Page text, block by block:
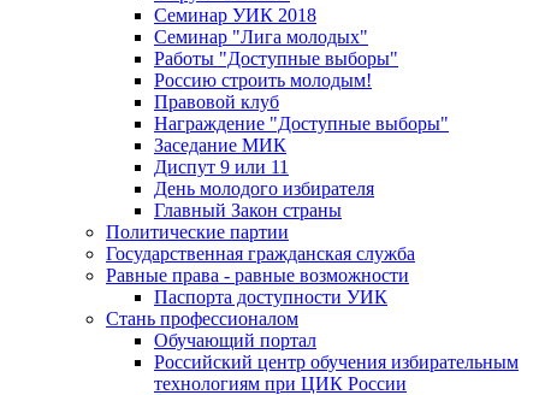
Семинар УИК 2018
Семинар "Лига молодых"
Работы "Доступные выборы"
Россию строить молодым!
Правовой клуб
Награждение "Доступные выборы"
Заседание МИК
Диспут 9 или 11
День молодого избирателя
Главный Закон страны
Политические партии
Государственная гражданская служба
Равные права - равные возможности
Паспорта доступности УИК
Стань профессионалом
Обучающий портал
Российский центр обучения избирательным
технологиям при ЦИК России